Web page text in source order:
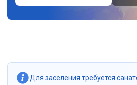
Для заселения требуется